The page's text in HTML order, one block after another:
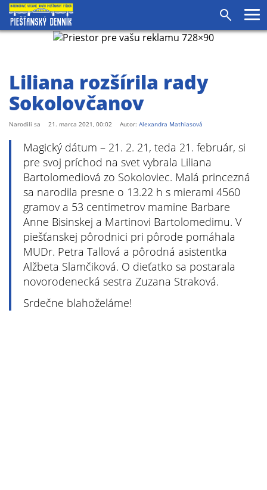
Liliana rozšírila rady
Sokolovčanov
Narodili sa 21. marca 2021, 00:02 Autor: Alexandra Mathiasová
Magický dátum – 21. 2. 21, teda 21. február, si
pre svoj príchod na svet vybrala Liliana
Bartolomediová zo Sokoloviec. Malá princezná
sa narodila presne o 13.22 h s mierami 4560
gramov a 53 centimetrov mamine Barbare
Anne Bisinskej a Martinovi Bartolomedimu. V
piešťanskej pôrodnici pri pôrode pomáhala
MUDr. Petra Tallová a pôrodná asistentka
Alžbeta Slamčiková. O dieťatko sa postarala
novorodenecká sestra Zuzana Straková.
Srdečne blahoželáme!